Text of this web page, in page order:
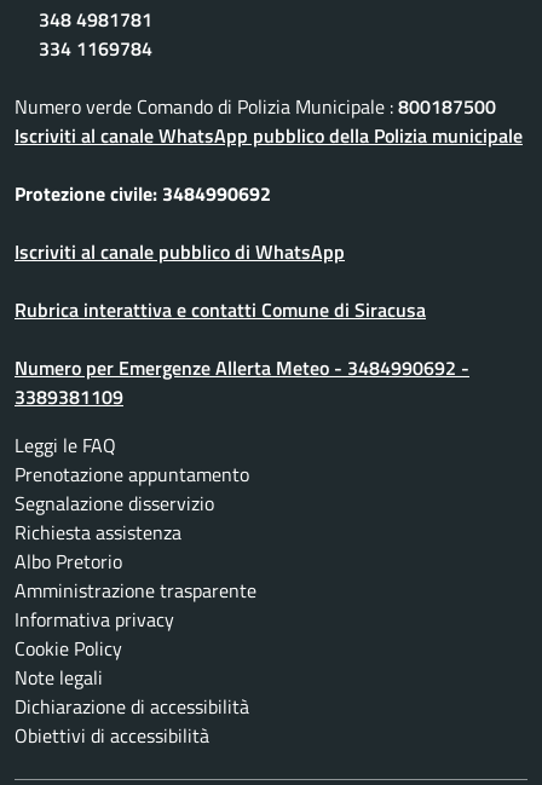
348 4981781
334 1169784
Numero verde Comando di Polizia Municipale :800187500
Iscriviti al canale WhatsApp pubblico della Polizia municipale
Protezione civile: 3484990692
Iscriviti al canale pubblico di WhatsApp
Rubrica interattiva e contatti Comune di Siracusa
Numero per Emergenze Allerta Meteo - 3484990692 -
3389381109
Leggi le FAQ
Prenotazione appuntamento
Segnalazione disservizio
Richiesta assistenza
Albo Pretorio
Amministrazione trasparente
Informativa privacy
Cookie Policy
Note legali
Dichiarazione di accessibilità
Obiettivi di accessibilità